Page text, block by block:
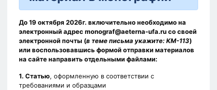
До19 октября 2026г. включительно необходимо на
электронный адрес monograf@aeterna-ufa.ruсо своей
электронной почты (в теме письма укажите: KM-113)
или воспользовавшись формой отправки материалов
на сайте направить отдельными файлами:
1. Статью, оформленную в соответствии с
требованиями и образцами